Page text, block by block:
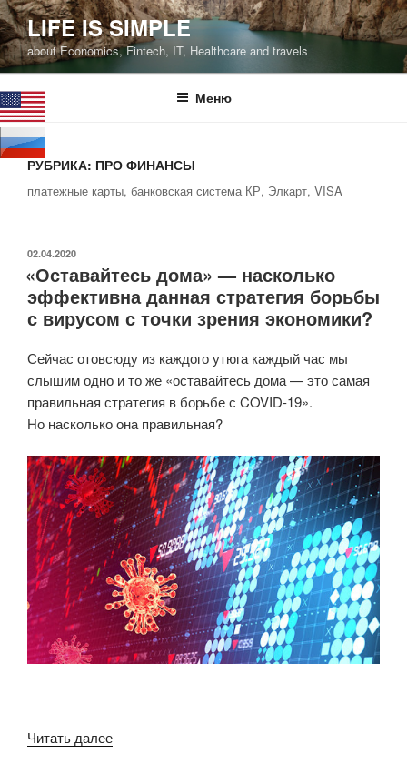
Перейти
к
содержимому
LIFE IS SIMPLE
about Economics, Fintech, IT, Healthcare and travels
Меню
РУБРИКА: ПРО ФИНАНСЫ
платежные карты, банковская система КР, Элкарт, VISA
ОПУБЛИКОВАНО
02.04.2020
«Оставайтесь дома» — насколько
эффективна данная стратегия борьбы
с вирусом с точки зрения экономики?
Сейчас отовсюду из каждого утюга каждый час мы
слышим одно и то же «оставайтесь дома — это самая
правильная стратегия в борьбе с COVID-19».
Но насколько она правильная?
Читать далее««Оставайтесь